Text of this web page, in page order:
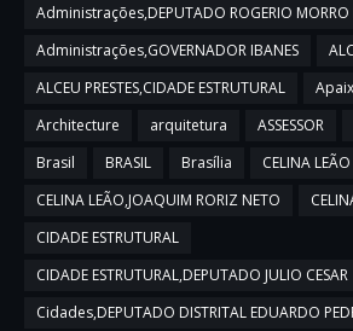
Administrações,DEPUTADO ROGERIO MORRO
Administrações,GOVERNADOR IBANES
ALCEU PRESTES,CIDADE ESTRUTURAL
Architecture
arquitetura ASSESSOR
Brasil
BRASIL Brasília
CELINA LEÃO
CELINA LEÃO,JOAQUIM RORIZ NETO
CIDADE ESTRUTURAL
CIDADE ESTRUTURAL,DEPUTADO JULIO CESAR
Cidades,DEPUTADO DISTRITAL EDUARDO